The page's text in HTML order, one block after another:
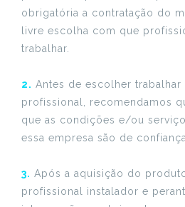
obrigatória a contratação do
livre escolha com que
trabalhar.
2. Antes de escolher
profissional, recomendamos
que as condições e/ou
essa empresa são de confiança.
3. Após a aquisição do
profissional instalador e